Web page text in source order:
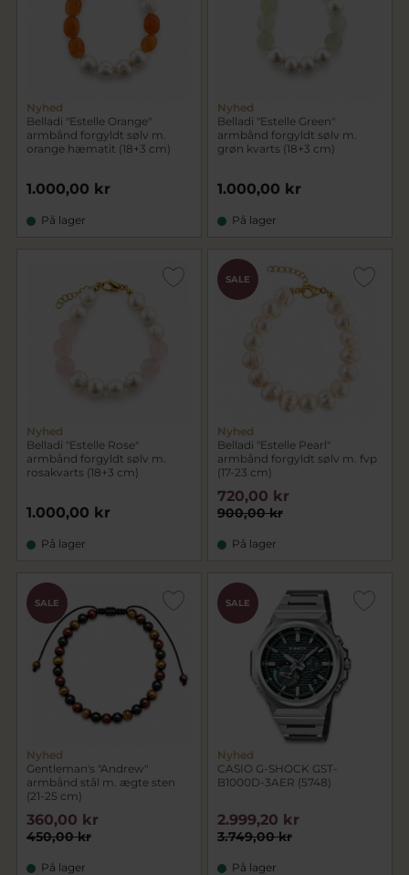
Nyhed
Belladi "Estelle Orange"
armbånd forgyldt sølv m.
orange hæmatit (18+3 cm)
1.000,00 kr
På lager
Nyhed
Belladi "Estelle Green"
armbånd forgyldt sølv m.
grøn kvarts (18+3 cm)
1.000,00 kr
På lager
Nyhed
Belladi "Estelle Rose"
armbånd forgyldt sølv m.
rosakvarts (18+3 cm)
1.000,00 kr
På lager
SALE
Nyhed
Belladi "Estelle Pearl"
armbånd forgyldt sølv m. fvp
(17-23 cm)
900,00 kr
720,00 kr
På lager
SALE
Nyhed
Gentleman's "Andrew"
armbånd stål m. ægte sten
(21-25 cm)
450,00 kr
360,00 kr
På lager
SALE
Nyhed
CASIO G-SHOCK GST-
B1000D-3AER (5748)
3.749,00 kr
2.999,20 kr
På lager